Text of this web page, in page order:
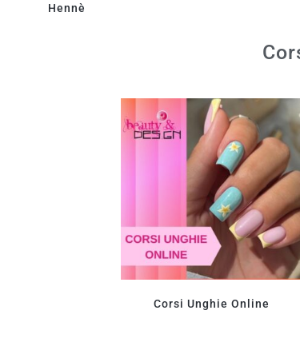
Hennè
Corsi Unghie Online